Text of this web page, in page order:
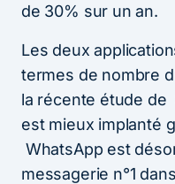
de 30% sur un an.
Les deux
termes de nombre
la récente étude de
est mieux implanté
WhatsApp est
messagerie n°1